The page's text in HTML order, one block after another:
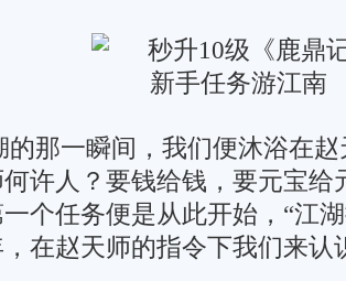
的那一瞬间，我们便沐浴在
许人？要钱给钱，要元宝给
个任务便是从此开始，“江
在赵天师的指令下我们来认